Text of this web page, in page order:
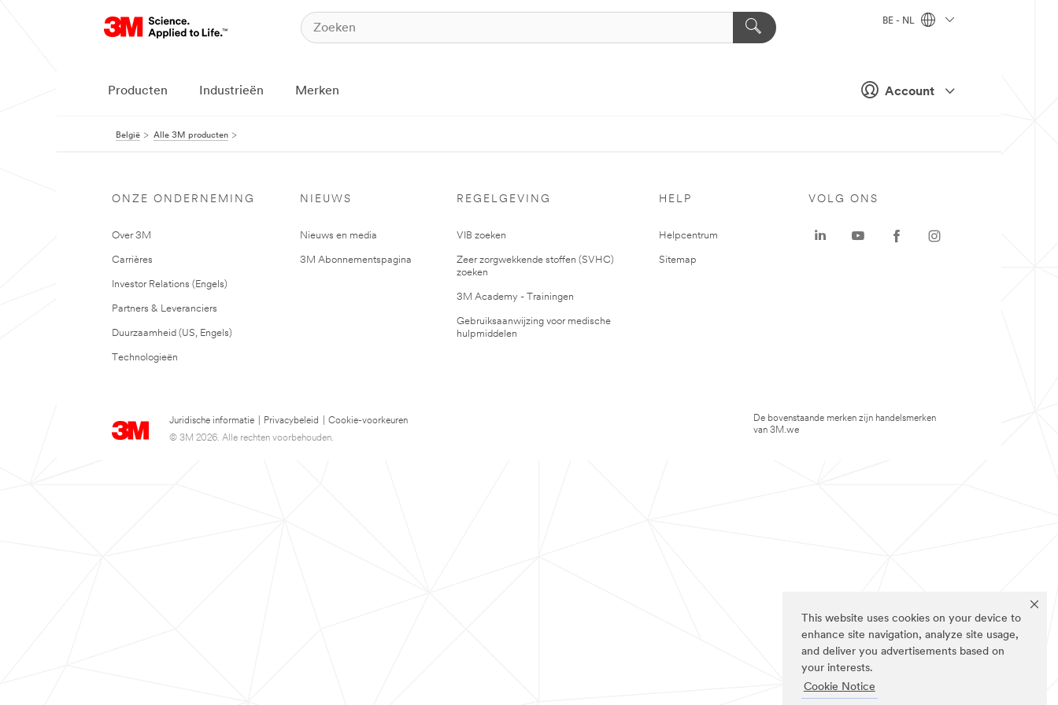
This website uses cookies on your device to
enhance site navigation, analyze site usage,
and deliver you advertisements based on
your interests.
Cookie Notice
Account
BE - NL
Producten Industrieën Merken
België Alle 3M producten
ONZE ONDERNEMING
Over 3M
Carrières
Investor Relations (Engels)
Partners & Leveranciers
Duurzaamheid (US, Engels)
Technologieën
NIEUWS
Nieuws en media
3M Abonnementspagina
REGELGEVING
VIB zoeken
Zeer zorgwekkende stoffen (SVHC)
zoeken
3M Academy - Trainingen
Gebruiksaanwijzing voor medische
hulpmiddelen
HELP
Helpcentrum
Sitemap
Juridische informatie Privacybeleid
Cookie-voorkeuren
© 3M 2026. Alle rechten voorbehouden.
VOLG ONS
De bovenstaande merken zijn handelsmerken
van 3M.we